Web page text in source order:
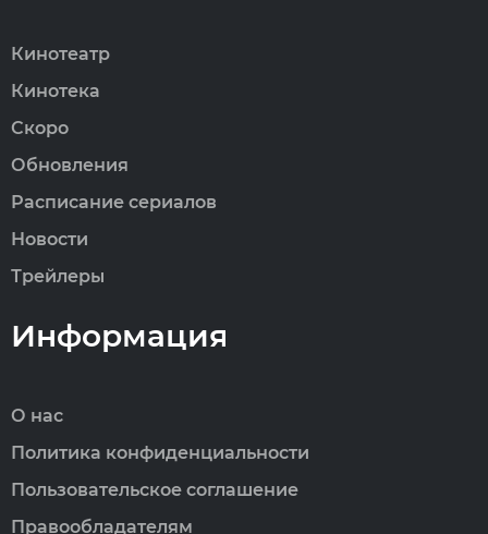
Кинотеатр
Кинотека
Скоро
Обновления
Расписание сериалов
Новости
Трейлеры
Информация
О нас
Политика конфиденциальности
Пользовательское соглашение
Правообладателям